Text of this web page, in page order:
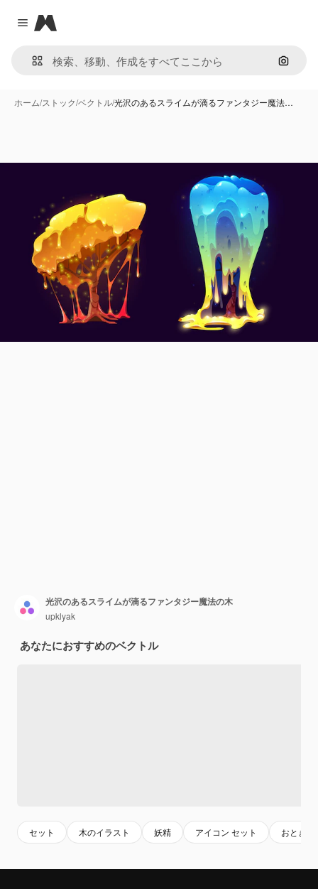
Close menu
Magnific
画像で
ホーム/ストック/ベクトル/光沢のあるスライムが滴るファンタジー魔法…
光沢のあるスライムが滴るファンタジー魔法の木
upklyak
あなたにおすすめのベクトル
セット 木のイラスト 妖精 アイコン セット おとぎ話